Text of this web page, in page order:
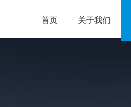
首页 关于我们